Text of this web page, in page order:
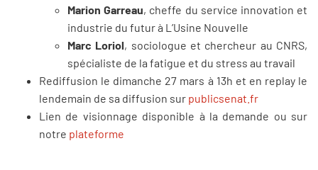
Marion Garreau, cheffe du service innovation et
industrie du futur à L’Usine Nouvelle
Marc Loriol, sociologue et chercheur au CNRS,
spécialiste de la fatigue et du stress au travail
Rediffusion le dimanche 27 mars à 13h et en replay le
lendemain de sa diffusion sur publicsenat.fr
Lien de visionnage disponible à la demande ou sur
notre plateforme